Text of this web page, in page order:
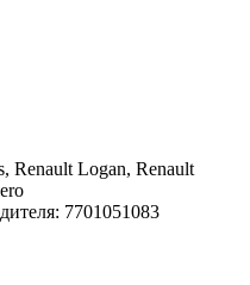
Renault Logan, Renault
7701051083